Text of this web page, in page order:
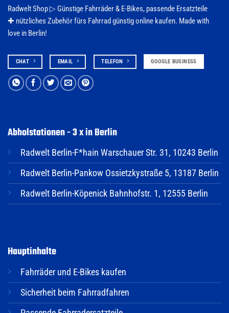
Radwelt Shop ▷ Günstige Fahrräder & E-Bikes, passende Ersatzteile
✚ nützliches Zubehör fürs Fahrrad günstig online kaufen. Made with
love in Berlin!
CHAT EMAIL TELEFON GOOGLE BUSINESS
Abholstationen - 3 x in Berlin
Radwelt Berlin-F*hain Warschauer Str. 31, 10243 Berlin
Radwelt Berlin-Pankow Ossietzkystraße 5, 13187 Berlin
Radwelt Berlin-Köpenick Bahnhofstr. 1, 12555 Berlin
Hauptinhalte
Fahrräder und E-Bikes kaufen
Sicherheit beim Fahrradfahren